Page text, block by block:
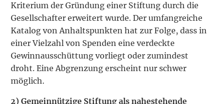
Kriterium der Gründung einer Stiftung durch die
Gesellschafter erweitert wurde. Der umfangreiche
Katalog von Anhaltspunkten hat zur Folge, dass in
einer Vielzahl von Spenden eine verdeckte
Gewinnausschüttung vorliegt oder zumindest
droht. Eine Abgrenzung erscheint nur schwer
möglich.
2) Gemeinnützige Stiftung als nahestehende